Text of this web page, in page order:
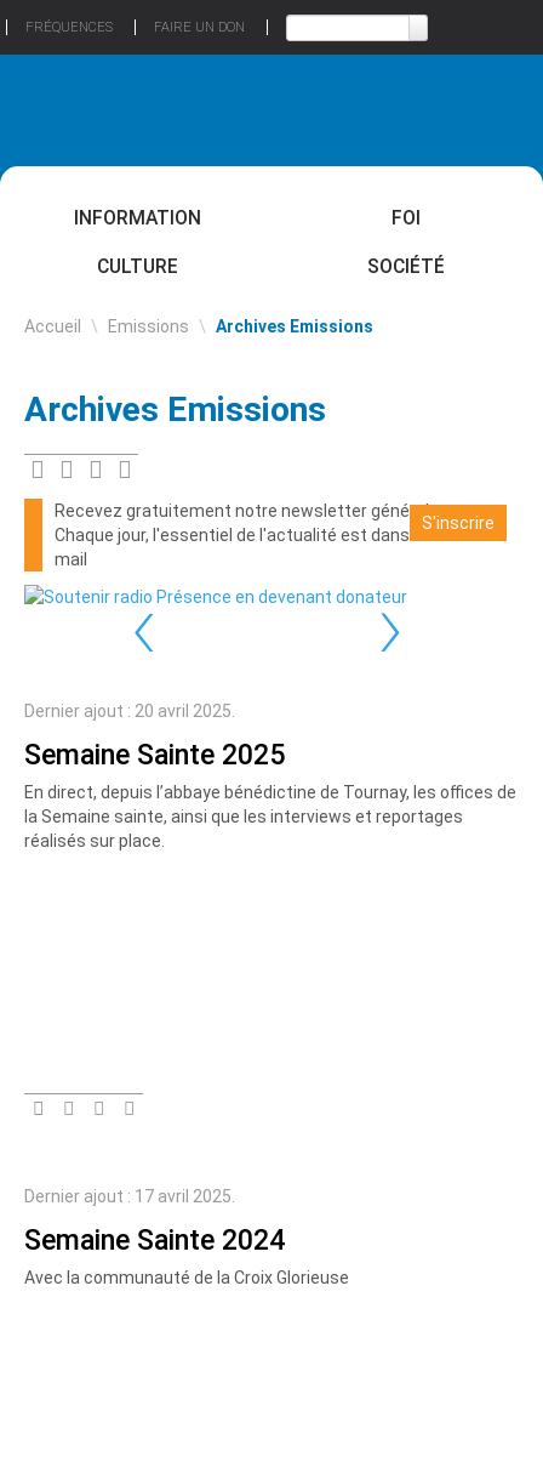
FRÉQUENCES FAIRE UN DON
INFORMATION FOI
CULTURE SOCIÉTÉ
Accueil \ Emissions \ Archives Emissions
Archives Emissions
Recevez gratuitement notre newsletter générale
Chaque jour, l'essentiel de l'actualité est dans votre boite
mail
S'inscrire
‹ ›
Dernier ajout : 20 avril 2025.
Semaine Sainte 2025
En direct, depuis l’abbaye bénédictine de Tournay, les offices de
la Semaine sainte, ainsi que les interviews et reportages
réalisés sur place.
Dernier ajout : 17 avril 2025.
Semaine Sainte 2024
Avec la communauté de la Croix Glorieuse